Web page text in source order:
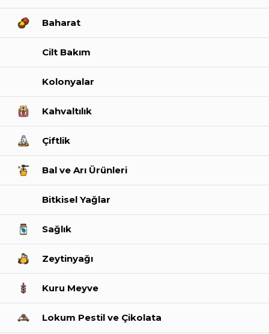
Baharat
Cilt Bakım
Kolonyalar
Kahvaltılık
Çiftlik
Bal ve Arı Ürünleri
Bitkisel Yağlar
Sağlık
Zeytinyağı
Kuru Meyve
Lokum Pestil ve Çikolata